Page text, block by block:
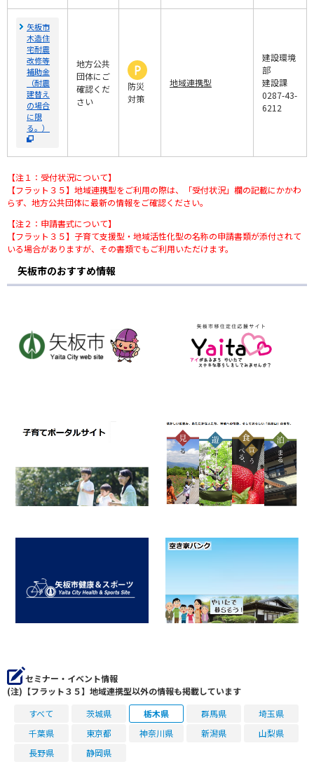
矢板市
木造住
宅耐震
改修等
補助金
（耐震
建替え
の場合
に限
る。）
地方公共
団体にご
確認くだ
さい
防災
対策
地域連携型
建設環境
部
建設課
0287-43-
6212
【注１：受付状況について】
【フラット３５】地域連携型をご利用の際は、「受付状況」欄の記載にかかわ
らず、地方公共団体に最新の情報をご確認ください。
【注２：申請書式について】
【フラット３５】子育て支援型・地域活性化型の名称の申請書類が添付されて
いる場合がありますが、その書類でもご利用いただけます。
矢板市のおすすめ情報
セミナー・イベント情報
(注)【フラット３５】地域連携型以外の情報も掲載しています
すべて
茨城県 栃木県 群馬県
埼玉県
千葉県
東京都 神奈川県 新潟県
山梨県
長野県
静岡県